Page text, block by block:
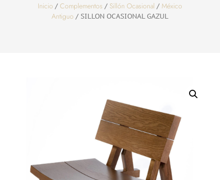
Inicio / Complementos / Sillón Ocasional / México
Antiguo / SILLON OCASIONAL GAZUL